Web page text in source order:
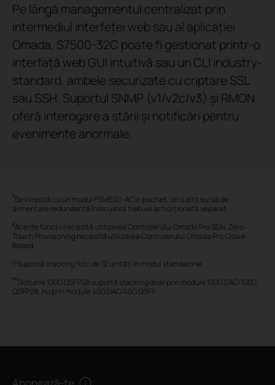
Pe lângă managementul centralizat prin
intermediul interfeței web sau al aplicației
Omada, S7500-32C poate fi gestionat printr-o
interfață web GUI intuitivă sau un CLI industry-
standard, ambele securizate cu criptare SSL
sau SSH. Suportul SNMP (v1/v2c/v3) și RMON
oferă interogare a stării și notificări pentru
evenimente anormale.
*Se livrează cu un modul PSM550-AC în pachet, iar o altă sursă de
alimentare redundantă înlocuibilă trebuie achiziționată separat.
‡Aceste funcții necesită utilizarea Controlerului Omada Pro SDN. Zero-
Touch Provisioning necesită utilizarea Controlerului Omada Pro Cloud-
Based.
△Suportă stacking fizic de 12 unități în modul standalone.
**Sloturile 100G QSFP28 suportă stacking doar prin module 100G DAC/100G
QSFP28, nu prin module 40G DAC/40G QSFP.